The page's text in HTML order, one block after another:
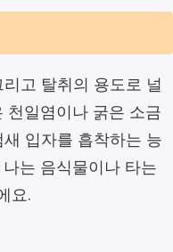
고 탈취의 용도로 널
천일염이나 굵은 소금
입자를 흡착하는 능
는 음식물이나 타는
요.